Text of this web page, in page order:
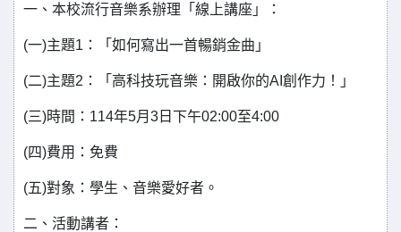
一、本校流行音樂系辦理「線上講座」：
(一)主題1：「如何寫出一首暢銷金曲」
(二)主題2：「高科技玩音樂：開啟你的AI創作力！」
(三)時間：114年5月3日下午02:00至4:00
(四)費用：免費
(五)對象：學生、音樂愛好者。
二、活動講者：